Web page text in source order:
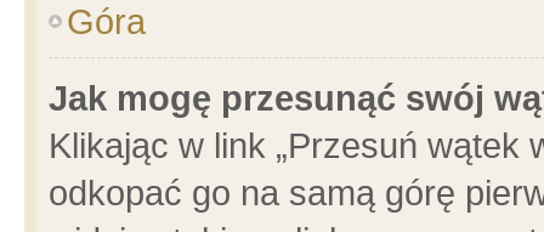
Góra
Jak mogę przesunąć swój
Klikając w link „Przesuń wątek
odkopać go na samą górę